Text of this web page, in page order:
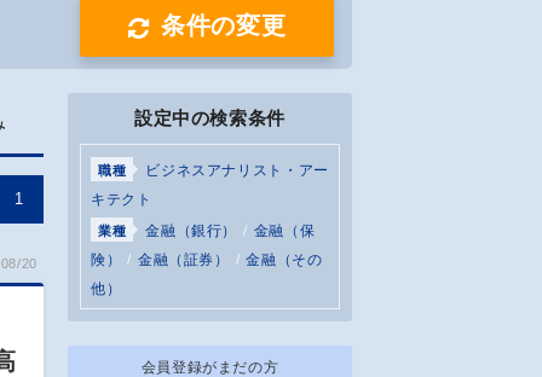
条件の変更
1
20
設定中の検索条件
職種
ビジネスアナリスト・アー
キテクト
業種 金融（銀行）
金融（保
険）
金融（証券）
金融（その
他）
会員登録がまだの方